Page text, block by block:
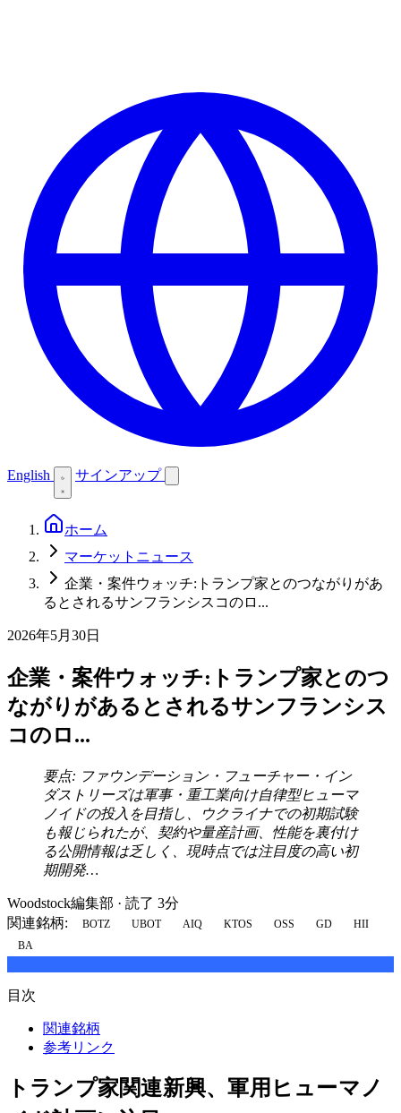
English サインアップ
ホーム
マーケットニュース
企業・案件ウォッチ:トランプ家とのつながりがあ
るとされるサンフランシスコのロ...
2026年5月30日
企業・案件ウォッチ:トランプ家とのつ
ながりがあるとされるサンフランシス
コのロ...
要点: ファウンデーション・フューチャー・イン
ダストリーズは軍事・重工業向け自律型ヒューマ
ノイドの投入を目指し、ウクライナでの初期試験
も報じられたが、契約や量産計画、性能を裏付け
る公開情報は乏しく、現時点では注目度の高い初
期開発…
Woodstock編集部 · 読了 3分
関連銘柄:
BOTZ UBOT AIQ KTOS OSS GD
HII
BA
目次
関連銘柄
参考リンク
トランプ家関連新興、軍用ヒューマノ